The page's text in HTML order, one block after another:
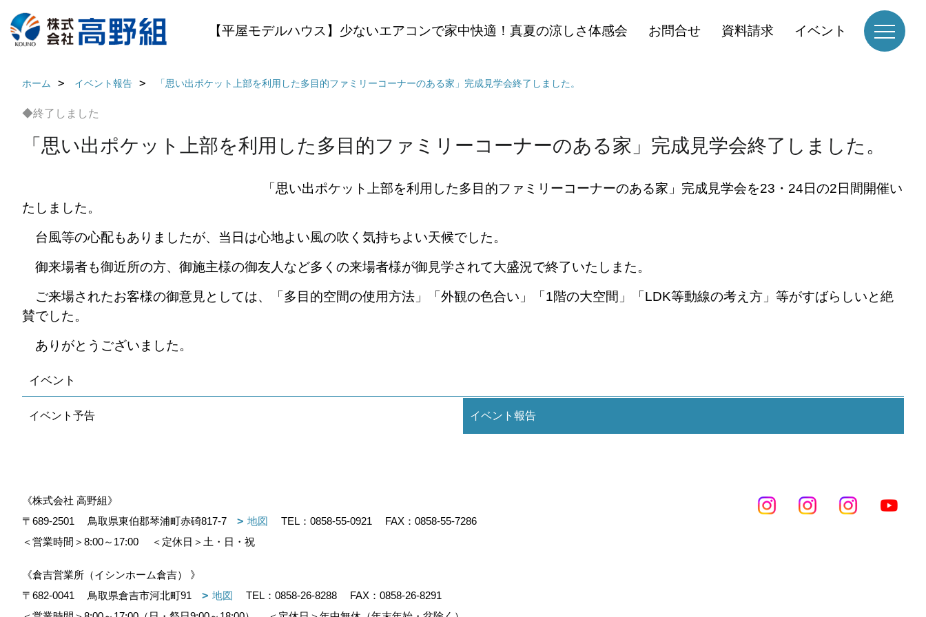
【平屋モデルハウス】少ないエアコンで家中快適！真夏の涼しさ体感会 お問合せ 資料請求 イベント
ホーム イベント報告 「思い出ポケット上部を利用した多目的ファミリーコーナーのある家」完成見学会終了しました。
◆終了しました
「思い出ポケット上部を利用した多目的ファミリーコーナーのある家」完成見学会終了しました。
「思い出ポケット上部を利用した多目的ファミリーコーナーのある家」完成見学会を23・24日の2日間開催い
たしました。
台風等の心配もありましたが、当日は心地よい風の吹く気持ちよい天候でした。
御来場者も御近所の方、御施主様の御友人など多くの来場者様が御見学されて大盛況で終了いたしまた。
ご来場されたお客様の御意見としては、「多目的空間の使用方法」「外観の色合い」「1階の大空間」「LDK等動線の考え方」等がすばらしいと絶
賛でした。
ありがとうございました。
イベント
イベント予告 イベント報告
《株式会社 高野組》
〒689-2501
鳥取県東伯郡琴浦町赤碕817-7 地図 TEL： 0858-55-0921
FAX：0858-55-7286
＜営業時間＞8:00～17:00
＜定休日＞土・日・祝
《倉吉営業所（イシンホーム倉吉） 》
〒682-0041
鳥取県倉吉市河北町91 地図 TEL： 0858-26-8288
FAX：0858-26-8291